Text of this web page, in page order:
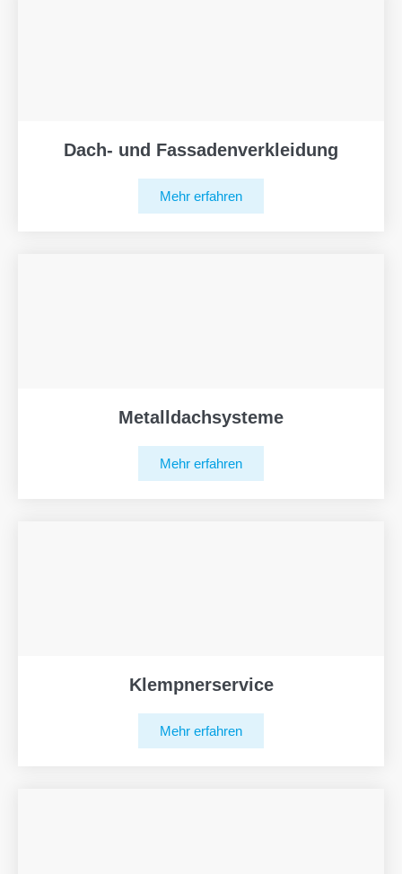
Dach- und Fassadenverkleidung
Mehr erfahren
Metalldachsysteme
Mehr erfahren
Klempnerservice
Mehr erfahren